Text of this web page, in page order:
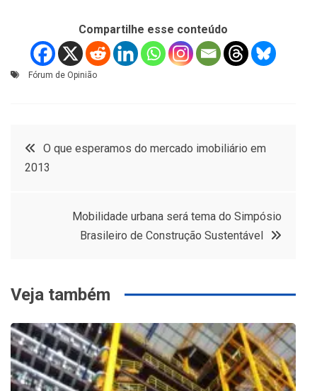
Compartilhe esse conteúdo
Fórum de Opinião
Navegação
O que esperamos do mercado imobiliário em
2013
Mobilidade urbana será tema do Simpósio
Brasileiro de Construção Sustentável
Veja também